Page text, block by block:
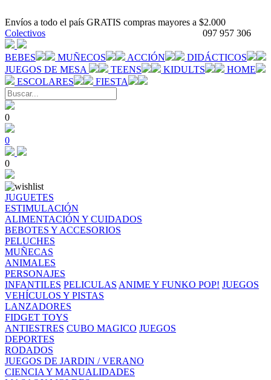
Envíos a todo el país GRATIS compras mayores a $2.000
097 957 306
Colectivos
BEBES MUÑECOS ACCIÓN
DIDÁCTICOS
JUEGOS DE MESA
TEENS KIDULTS
HOME
ESCOLARES
FIESTA
0
0
0
JUGUETES
ESTIMULACIÓN
ALIMENTACIÓN Y CUIDADOS
BEBOTES Y ACCESORIOS
PELUCHES
MUÑECAS
ANIMALES
PERSONAJES
INFANTILES PELICULAS ANIME Y FUNKO POP! JUEGOS
VEHÍCULOS Y PISTAS
LANZADORES
FIDGET TOYS
ANTIESTRES CUBO MAGICO JUEGOS
DEPORTES
RODADOS
JUEGOS DE JARDIN / VERANO
CIENCIA Y MANUALIDADES